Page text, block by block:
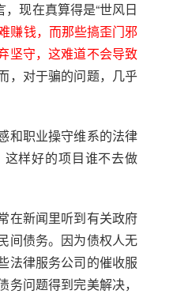
现在真算得是“世风日
赚钱，而那些搞歪门邪
坚守，这难道不会导致
，对于骗的问题，几乎
和职业操守维系的法律
样好的项目谁不去做
在新闻里听到有关政府
间债务。因为债权人无
法律服务公司的催收服
问题得到完美解决，